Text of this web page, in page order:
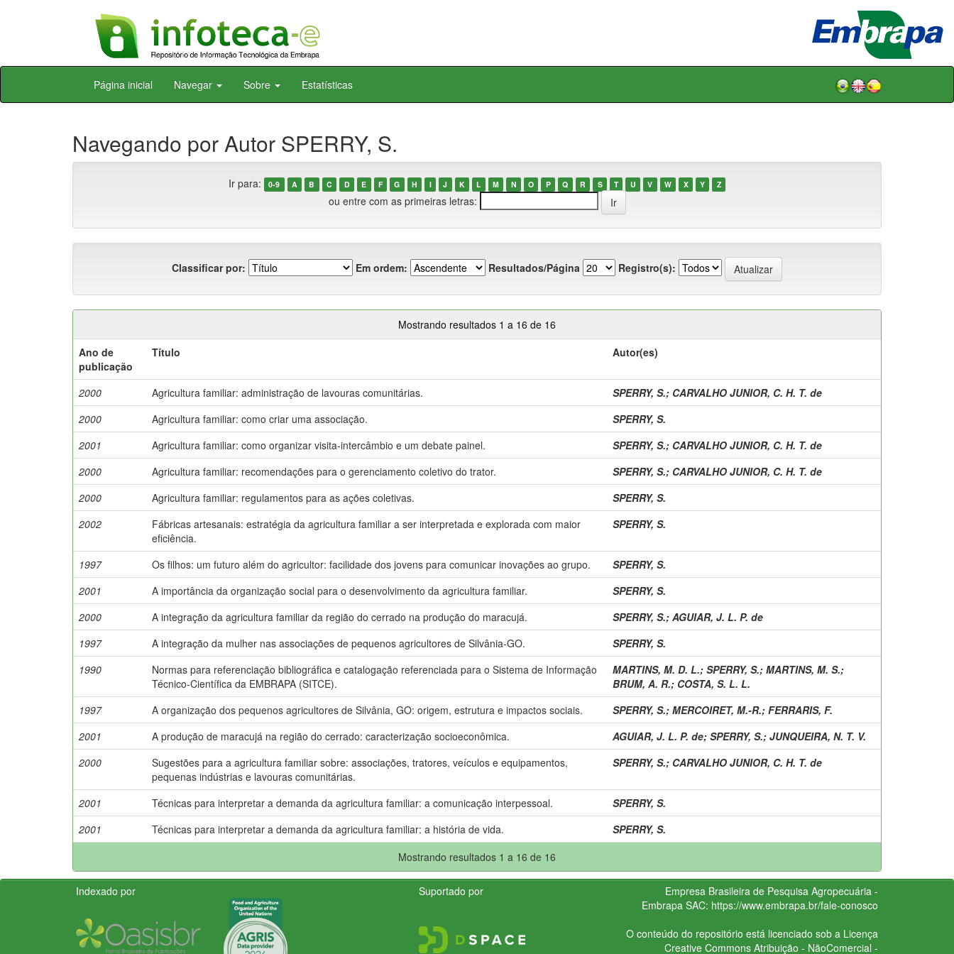
Skip
Página inicial Navegar Sobre Estatísticas
Navegando por Autor SPERRY, S.
Ir para: 0-9 A B C D E F G H I J K L M N O P Q R S T U V W X Y Z
ou entre com as primeiras letras:
Classificar por: Em ordem: Resultados/Página Registro(s):
Mostrando resultados 1 a 16 de 16
Ano de
publicação
Título Autor(es)
2000 Agricultura familiar: administração de lavouras comunitárias. SPERRY, S.; CARVALHO JUNIOR, C. H. T. de
2000
Agricultura familiar: como criar uma associação.
SPERRY, S.
2001
Agricultura familiar: como organizar visita-intercâmbio e um debate painel. SPERRY, S.; CARVALHO JUNIOR, C. H. T. de
2000
Agricultura familiar: recomendações para o gerenciamento coletivo do trator. SPERRY, S.; CARVALHO JUNIOR, C. H. T. de
2000
Agricultura familiar: regulamentos para as ações coletivas.
SPERRY, S.
2002
Fábricas artesanais: estratégia da agricultura familiar a ser interpretada e explorada com maior
eficiência.
SPERRY, S.
1997 Os filhos: um futuro além do agricultor: facilidade dos jovens para comunicar inovações ao grupo.
SPERRY, S.
2001
A importância da organização social para o desenvolvimento da agricultura familiar.
SPERRY, S.
2000
A integração da agricultura familiar da região do cerrado na produção do maracujá. SPERRY, S.; AGUIAR, J. L. P. de
1997
A integração da mulher nas associações de pequenos agricultores de Silvânia-GO.
SPERRY, S.
1990
Normas para referenciação bibliográfica e catalogação referenciada para o Sistema de Informação
Técnico-Científica da EMBRAPA (SITCE).
MARTINS, M. D. L.; SPERRY, S.; MARTINS, M. S.;
BRUM, A. R.; COSTA, S. L. L.
1997
A organização dos pequenos agricultores de Silvânia, GO: origem, estrutura e impactos sociais. SPERRY, S.; MERCOIRET, M.-R.; FERRARIS, F.
2001
A produção de maracujá na região do cerrado: caracterização socioeconômica. AGUIAR, J. L. P. de; SPERRY, S.; JUNQUEIRA, N. T. V.
2000
Sugestões para a agricultura familiar sobre: associações, tratores, veículos e equipamentos,
pequenas indústrias e lavouras comunitárias.
SPERRY, S.; CARVALHO JUNIOR, C. H. T. de
2001 Técnicas para interpretar a demanda da agricultura familiar: a comunicação interpessoal.
SPERRY, S.
2001
Técnicas para interpretar a demanda da agricultura familiar: a história de vida.
SPERRY, S.
Mostrando resultados 1 a 16 de 16
Indexado por Suportado por
Empresa Brasileira de Pesquisa Agropecuária -
Embrapa SAC: https://www.embrapa.br/fale-conosco
O conteúdo do repositório está licenciado sob a Licença
Creative CommonsAtribuição - NãoComercial -